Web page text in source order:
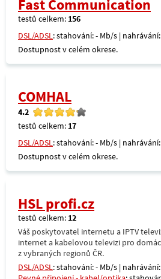
Fast Communication
testů celkem: 156
DSL/ADSL: stahování: - Mb/s |
Dostupnost v celém okrese.
COMHAL
4.2
testů celkem: 17
DSL/ADSL: stahování: - Mb/s |
Dostupnost v celém okrese.
HSL profi.cz
testů celkem: 12
Váš poskytovatel internetu a IPTV
internet a kabelovou televizi pro
z vybraných regionů ČR.
DSL/ADSL: stahování: - Mb/s |